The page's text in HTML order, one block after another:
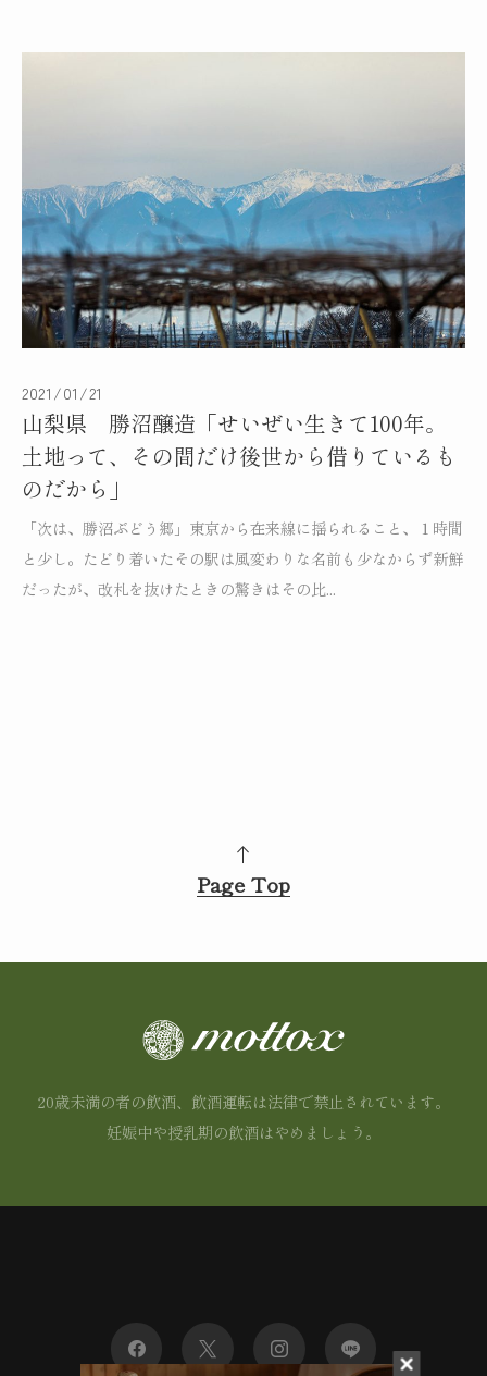
2021/01/21
山梨県 勝沼醸造「せいぜい生きて100年。
土地って、その間だけ後世から借りているも
のだから」
「次は、勝沼ぶどう郷」東京から在来線に揺られること、１時間
と少し。たどり着いたその駅は風変わりな名前も少なからず新鮮
だったが、改札を抜けたときの驚きはその比...
Page Top
20歳未満の者の飲酒、飲酒運転は法律で禁止されています。
妊娠中や授乳期の飲酒はやめましょう。